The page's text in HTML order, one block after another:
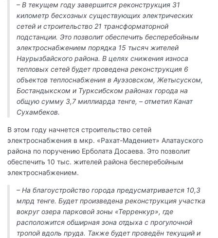
– В текущем году завершится реконструкция 31
километр бесхозных существующих электрических
сетей и строительство 21 трансформаторной
подстанции. Это позволит обеспечить бесперебойным
электроснабжением порядка 15 тысяч жителей
Наурызбайского района. В целях снижения износа
тепловых сетей будет проведена реконструкция 6
объектов теплоснабжения в Ауэзовском, Жетысуском,
Бостандыкском и Турксибском районах города на
общую сумму 3,7 миллиарда тенге, – отметил Канат
Сухамбеков.
В этом году начнется строительство сетей
электроснабжения в мкр. «Рахат-Мадениет» Алатауского
района по поручению Ерболата Досаева. Это позволит
обеспечить 10 тыс. жителей района бесперебойным
электроснабжением.
– На благоустройство города предусматривается 10,3
млрд тенге. Будет произведена реконструкция участка
вокруг озера парковой зоны «Терренкур», где
расположится обширная зона отдыха с прогулочной
тропой вдоль пруда. Также будет проведён текущий и